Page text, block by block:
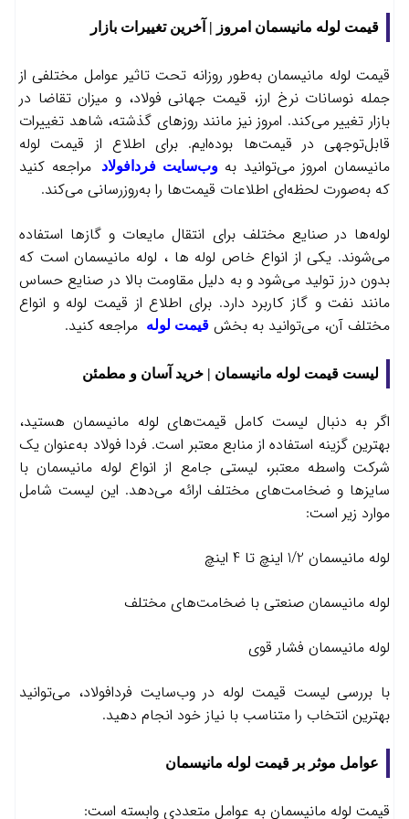
با ادامه روند تمامیقوانین و مقررات فردافولادرا می‌پذیرم.قیمت لوله مانیسمان امروز | آخرین تغییرات بازار
قیمت لوله مانیسمان به‌طور روزانه تحت تاثیر عوامل مختلفی از
جمله نوسانات نرخ ارز، قیمت جهانی فولاد، و میزان تقاضا در
بازار تغییر می‌کند. امروز نیز مانند روزهای گذشته، شاهد تغییرات
قابل‌توجهی در قیمت‌ها بوده‌ایم. برای اطلاع از قیمت لوله
مانیسمان امروز می‌توانید بهوب‌سایت فردافولاد
مراجعه کنید
که به‌صورت لحظه‌ای اطلاعات قیمت‌ها را به‌روزرسانی می‌کند.
لوله‌ها در صنایع مختلف برای انتقال مایعات و گازها استفاده
می‌شوند. یکی از انواع خاص لوله‌ ها ، لوله مانیسمان است که
بدون درز تولید می‌شود و به دلیل مقاومت بالا در صنایع حساس
مانند نفت و گاز کاربرد دارد. برای اطلاع از قیمت لوله و انواع
مختلف آن، می‌توانید به بخش قیمت لوله مراجعه کنید.
لیست قیمت لوله مانیسمان | خرید آسان و مطمئن
اگر به دنبال لیست کامل قیمت‌های لوله مانیسمان هستید،
بهترین گزینه استفاده از منابع معتبر است. فردا فولاد به‌عنوان یک
شرکت واسطه معتبر، لیستی جامع از انواع لوله مانیسمان با
سایزها و ضخامت‌های مختلف ارائه می‌دهد. این لیست شامل
موارد زیر است:
لوله مانیسمان 1/2 اینچ تا 4 اینچ
لوله مانیسمان صنعتی با ضخامت‌های مختلف
لوله مانیسمان فشار قوی
با بررسی لیست قیمت لوله در وب‌سایت فردافولاد، می‌توانید
بهترین انتخاب را متناسب با نیاز خود انجام دهید.
عوامل موثر بر قیمت لوله مانیسمان
قیمت لوله مانیسمان به عوامل متعددی وابسته است: